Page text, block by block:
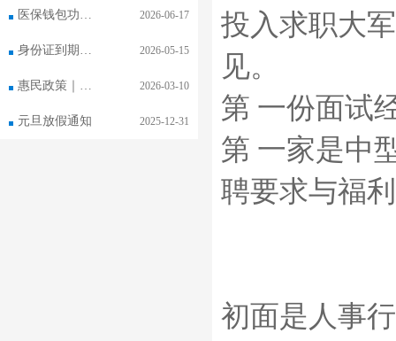
医保钱包功能 已在长春市全面开通 2026-06-17
身份证到期更换，社保卡需要换吗？ 2026-05-15
惠民政策｜医保钱包全家享 2026-03-10
元旦放假通知 2025-12-31
投入求职大
见。
第 一份面试
第 一家是中
聘要求与福
初面是人事